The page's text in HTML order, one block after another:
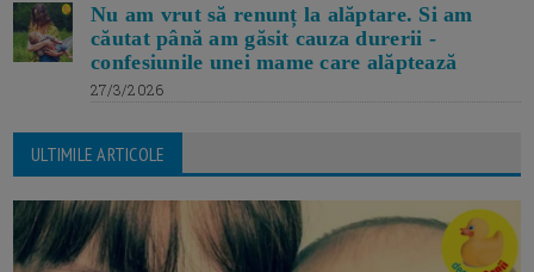
Nu am vrut să renunț la alăptare. Si am
căutat până am găsit cauza durerii -
confesiunile unei mame care alăptează
27/3/2026
ULTIMILE ARTICOLE